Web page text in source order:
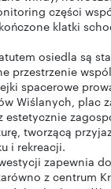
części
klatki
osiedla są
przestrzenie
spacerowe
Wiślanych, plac
estetycznie
tworzącą
i rekreacji.
zapewnia
z centrum